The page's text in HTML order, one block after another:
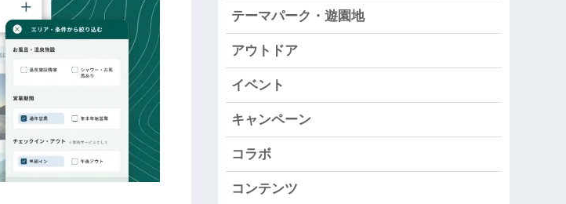
テーマパーク・遊園地
アウトドア
イベント
キャンペーン
コラボ
コンテンツ